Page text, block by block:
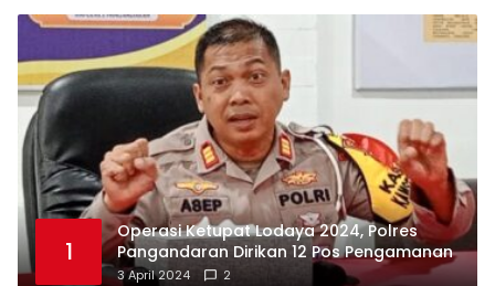
1
Operasi Ketupat Lodaya 2024, Polres
Pangandaran Dirikan 12 Pos Pengamanan
3 April 2024 2